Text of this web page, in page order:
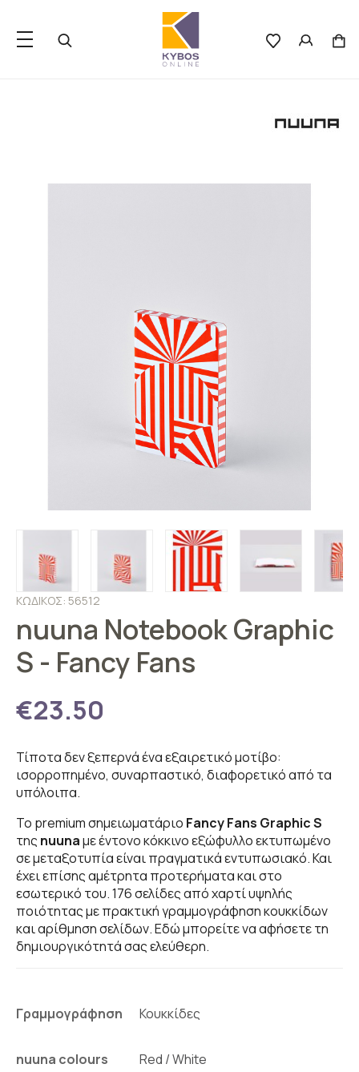
ΚΩΔΙΚΟΣ: 56512
nuuna Notebook Graphic
S - Fancy Fans
€23.50
Τίποτα δεν ξεπερνά ένα εξαιρετικό μοτίβο:
ισορροπημένο, συναρπαστικό, διαφορετικό από τα
υπόλοιπα.
Το premium σημειωματάριο Fancy Fans Graphic S
της nuunaμε έντονο κόκκινο εξώφυλλο εκτυπωμένο
σε μεταξοτυπία είναι πραγματικά εντυπωσιακό. Και
έχει επίσης αμέτρητα προτερήματα και στο
εσωτερικό του. 176 σελίδες από χαρτί υψηλής
ποιότητας με πρακτική γραμμογράφηση κουκκίδων
και αρίθμηση σελίδων. Εδώ μπορείτε να αφήσετε τη
δημιουργικότητά σας ελεύθερη.
Γραμμογράφηση
nuuna colours